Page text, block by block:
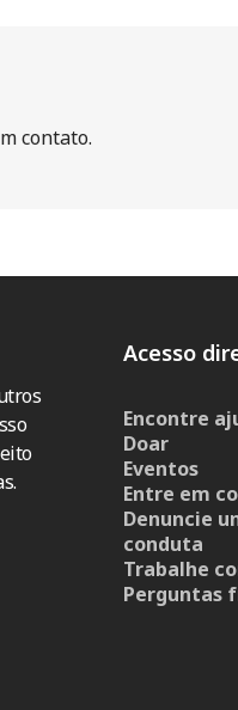
contato.
Acesso
Encontre
Doar
Eventos
Entre em
Denuncie
conduta
Trabalhe
Perguntas